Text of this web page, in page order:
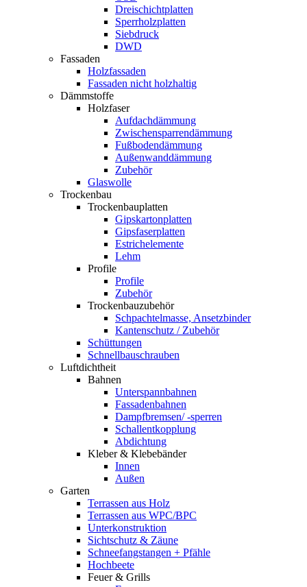
Dreischichtplatten
Sperrholzplatten
Siebdruck
DWD
Fassaden
Holzfassaden
Fassaden nicht holzhaltig
Dämmstoffe
Holzfaser
Aufdachdämmung
Zwischensparrendämmung
Fußbodendämmung
Außenwanddämmung
Zubehör
Glaswolle
Trockenbau
Trockenbauplatten
Gipskartonplatten
Gipsfaserplatten
Estrichelemente
Lehm
Profile
Profile
Zubehör
Trockenbauzubehör
Schpachtelmasse, Ansetzbinder
Kantenschutz / Zubehör
Schüttungen
Schnellbauschrauben
Luftdichtheit
Bahnen
Unterspannbahnen
Fassadenbahnen
Dampfbremsen/ -sperren
Schallentkopplung
Abdichtung
Kleber & Klebebänder
Innen
Außen
Garten
Terrassen aus Holz
Terrassen aus WPC/BPC
Unterkonstruktion
Sichtschutz & Zäune
Schneefangstangen + Pfähle
Hochbeete
Feuer & Grills